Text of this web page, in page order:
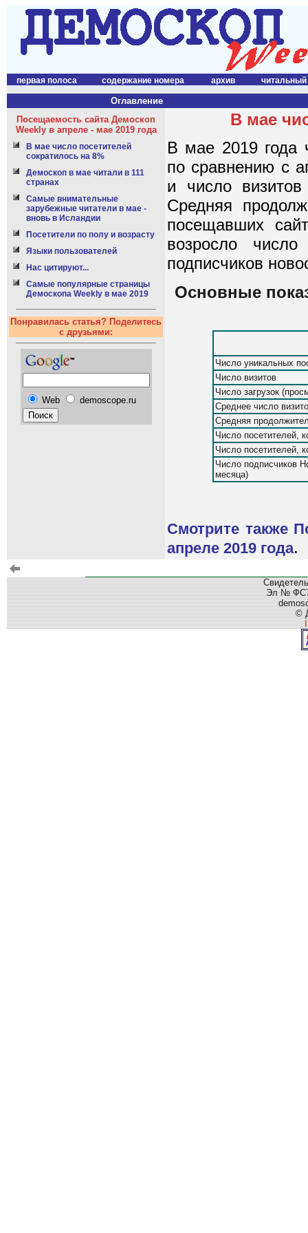
первая полоса содержание номера архив читальный
Оглавление
Посещаемость сайта Демоскоп
Weekly в апреле - мае 2019 года
В мае число посетителей
сократилось на 8%
Демоскоп в мае читали в 111
странах
Самые внимательные
зарубежные читатели в мае -
вновь в Исландии
Посетители по полу и возрасту
Языки пользователей
Нас цитируют...
Самые популярные страницы
Демоскопа Weekly в мае 2019
Понравилась статья? Поделитесь
с друзьями:
Web demoscope.ru
В мае
В мае 2019 года
по сравнению с
и число
Средняя
посещавших
возросло
подписчиков
Основные
Число уникальных
Число визитов
Число загрузок
Среднее число
Средняя
Число посетителей,
Число посетителей,
Число подписчиков
месяца)
Смотрите также
апреле 2019 года.
Эл №
©